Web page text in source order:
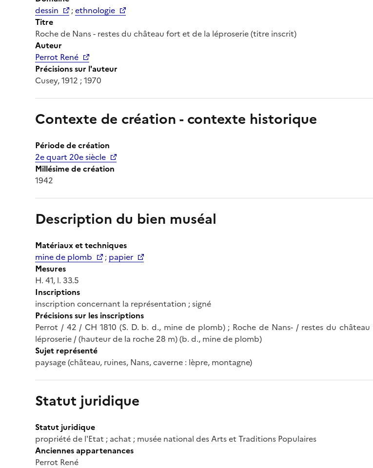
dessin
;ethnologie
Titre
Roche de Nans - restes du château fort et de la léproserie (titre inscrit)
Auteur
Perrot René
Précisions sur l'auteur
Cusey, 1912 ; 1970
Contexte de création - contexte historique
Période de création
2e quart 20e siècle
Millésime de création
1942
Description du bien muséal
Matériaux et techniques
mine de plomb
; papier
Mesures
H. 41, l. 33.5
Inscriptions
inscription concernant la représentation ; signé
Précisions sur les inscriptions
Perrot / 42 / CH 1810 (S. D. b. d., mine de plomb) ; Roche de Nans- / restes du
léproserie / (hauteur de la roche 28 m) (b. d., mine de plomb)
Sujet représenté
paysage (château, ruines, Nans, caverne : lèpre, montagne)
Statut juridique
Statut juridique
propriété de l'Etat ; achat ; musée national des Arts et Traditions Populaires
Anciennes appartenances
Perrot René